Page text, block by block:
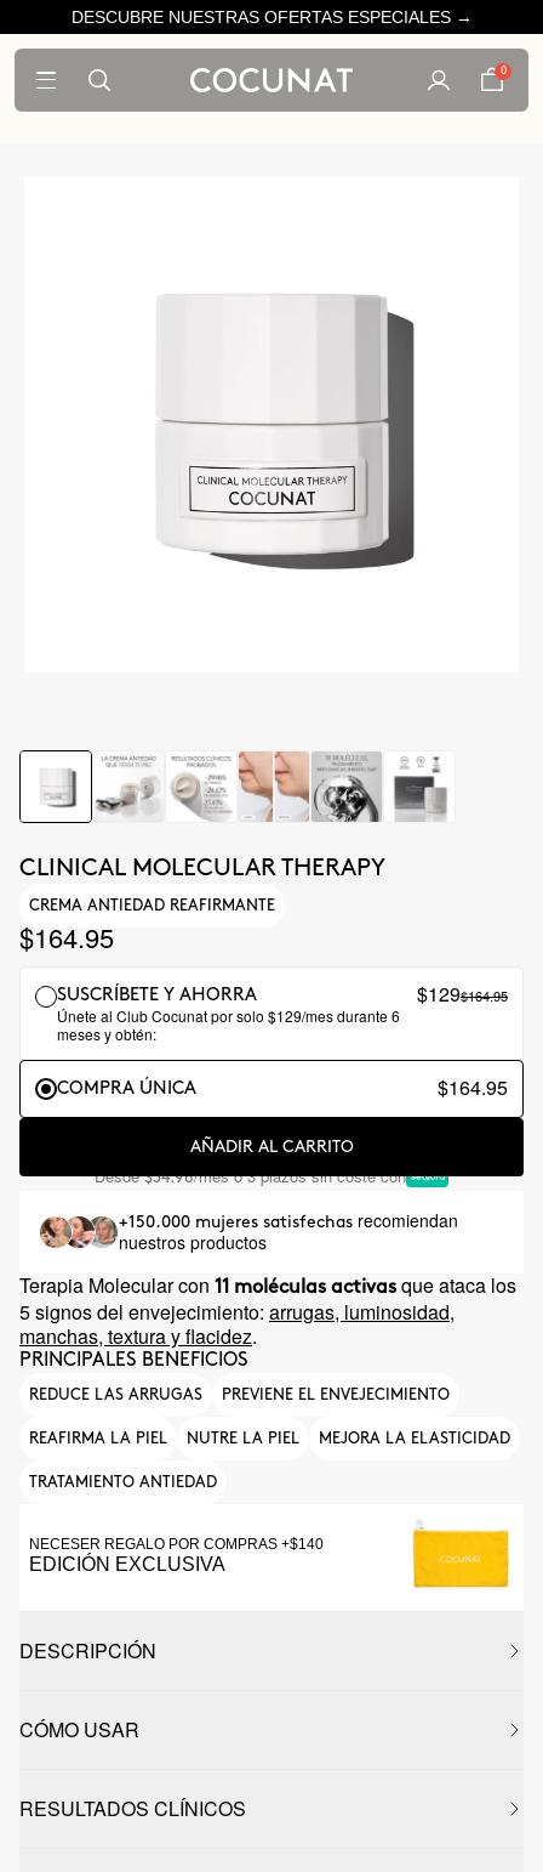
DESCUBRE NUESTRAS OFERTAS ESPECIALES →
0
CLINICAL MOLECULAR THERAPY
CREMA ANTIEDAD REAFIRMANTE
$164.95
SUSCRÍBETE Y AHORRA
Únete al Club Cocunat por solo $129/mes durante 6
meses y obtén:
$129$164.95
COMPRA ÚNICA $164.95
AÑADIR AL CARRITO
Desde$54.98/mes o 3 plazos sin coste con
+150.000 mujeres satisfechas recomiendan
nuestros productos
Terapia Molecular con 11 moléculas activas que ataca los
5 signos del envejecimiento: arrugas, luminosidad,
manchas, textura y flacidez.
PRINCIPALES BENEFICIOS
REDUCE LAS ARRUGAS PREVIENE EL ENVEJECIMIENTO
REAFIRMA LA PIEL NUTRE LA PIEL MEJORA LA ELASTICIDAD
TRATAMIENTO ANTIEDAD
NECESER REGALO POR COMPRAS +$140
EDICIÓN EXCLUSIVA
DESCRIPCIÓN
CÓMO USAR
RESULTADOS CLÍNICOS